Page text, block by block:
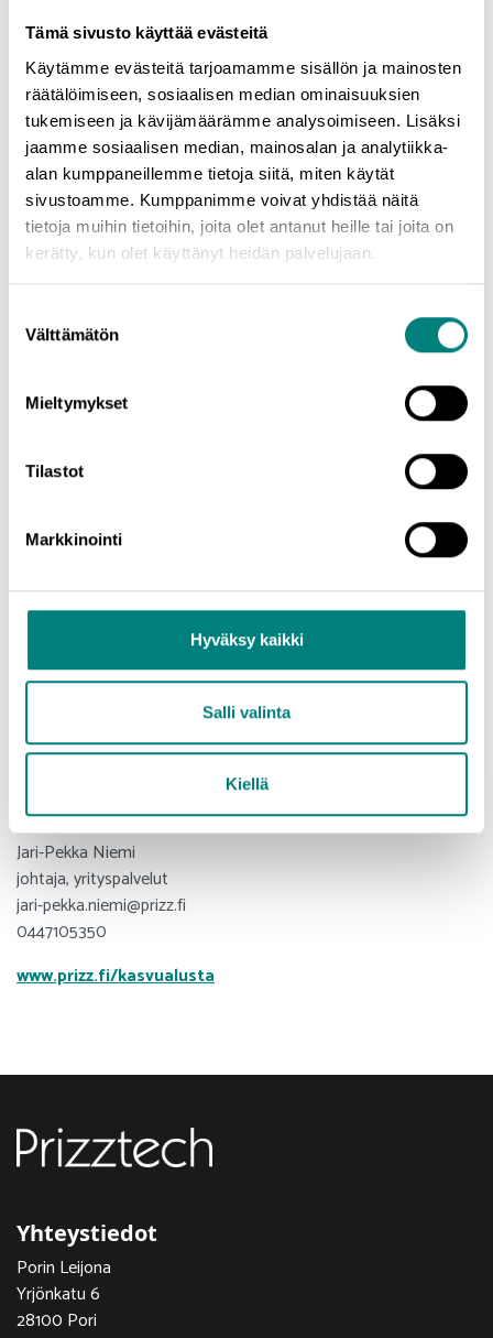
Tämä sivusto käyttää evästeitä
Käytämme evästeitä tarjoamamme sisällön ja mainosten
räätälöimiseen, sosiaalisen median ominaisuuksien
tukemiseen ja kävijämäärämme analysoimiseen. Lisäksi
jaamme sosiaalisen median, mainosalan ja analytiikka-
alan kumppaneillemme tietoja siitä, miten käytät
sivustoamme. Kumppanimme voivat yhdistää näitä
tietoja muihin tietoihin, joita olet antanut heille tai joita on
kerätty, kun olet käyttänyt heidän palvelujaan.
valinta
Välttämätön
Mieltymykset
Tilastot
Markkinointi
Hyväksy kaikki
Salli valinta
Kiellä
kansainvälisiltä asiakkailta. Ajatuksissa kyti idea siitä, pitäisikö
selvittää, löytyykö markkinoilta laajempaa kiinnostusta
yrityksen tuotteille.
– Osallistuttuani Kasvualustan Lean startup -työpajoihin päätin,
etten enää lykkää asiaa eteenpäin ja käynnistin heti yrityksen
kansainvälistymismahdollisuuksia selvittävän projektin.
Porin Levy ja Hitsaus Oy on juuri 70 vuotta täyttänyt
tilauskonepaja, jossa ollaan kasvuharppauksen kynnyksellä ja
investointipäätös on tehty, kertoo toimitusjohtaja
– Uusi tuotantohalli löytyi naapuritontilta. Edessä on vielä
paljon suunnittelutyötä tuotantolaitteiden hankintaan,
todella innoissamme rakentamassa yrityksen uutta vaihetta.
volyymillä ja uusien kumppanuuksien solmiminen mahdollistuu.
asioiden lisäksi myös rohkeutta viedä projektia eteenpäin.
– Autamme ja sparraamme kasvukynnyksellä olevia yrityksiä
etenemään tavoitteiden saavuttamiseksi, lupaaJari-Pekka
NiemiPrizztechistä.
LISÄTIETOJA
projektipäällikkö
044 7105314
Jari-Pekka Niemi
johtaja, yrityspalvelut
jari-pekka.niemi@prizz.fi
0447105350
www.prizz.fi/kasvualusta
Yhteystiedot
Porin Leijona
Yrjönkatu 6
28100 Pori